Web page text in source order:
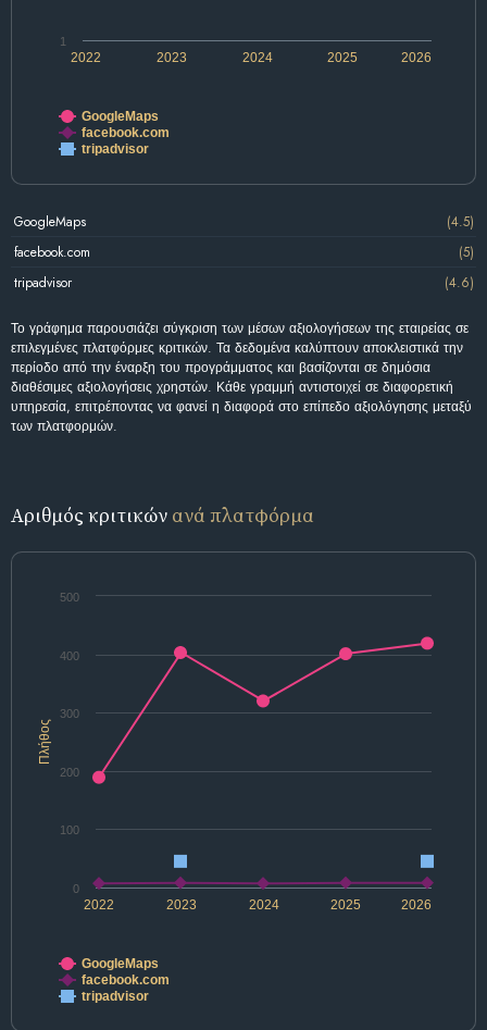
2022 2024 2026
2023 2025
1
GoogleMaps
facebook.com
tripadvisor
GoogleMaps
(4.5)
facebook.com
(5)
tripadvisor
(4.6)
Το γράφημα παρουσιάζει σύγκριση των μέσων αξιολογήσεων της εταιρείας σε
επιλεγμένες πλατφόρμες κριτικών. Τα δεδομένα καλύπτουν αποκλειστικά την
περίοδο από την έναρξη του προγράμματος και βασίζονται σε δημόσια
διαθέσιμες αξιολογήσεις χρηστών. Κάθε γραμμή αντιστοιχεί σε διαφορετική
υπηρεσία, επιτρέποντας να φανεί η διαφορά στο επίπεδο αξιολόγησης μεταξύ
των πλατφορμών.
Αριθμός κριτικών ανά πλατφόρμα
Πλήθος
2022 2024 2026
2023 2025
0
100
200
300
400
500
GoogleMaps
facebook.com
tripadvisor